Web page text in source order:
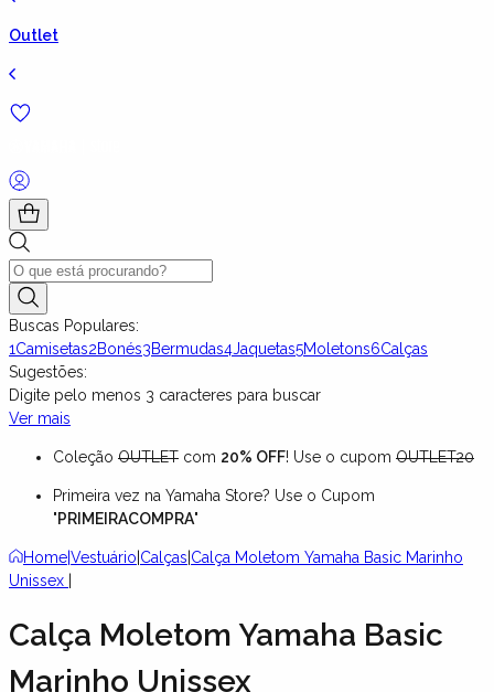
Outlet
Buscas Populares:
1Camisetas2Bonés3Bermudas4Jaquetas5Moletons6Calças
Sugestões:
Digite pelo menos 3 caracteres para buscar
Ver mais
Coleção OUTLET com 20% OFF! Use o cupom OUTLET20
Primeira vez na Yamaha Store? Use o Cupom
"PRIMEIRACOMPRA"
HomeVestuário Calças Calça Moletom Yamaha Basic Marinho
Unissex
Calça Moletom Yamaha Basic
Marinho Unissex